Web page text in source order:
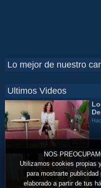
NOS
Utilizamos cookies propias
para mostrarte publicidad
elaborado a partir de tus
Lo mejor de nuestro
Ultimos Videos